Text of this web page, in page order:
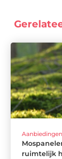
Aanbiedingen
ruimtelijk